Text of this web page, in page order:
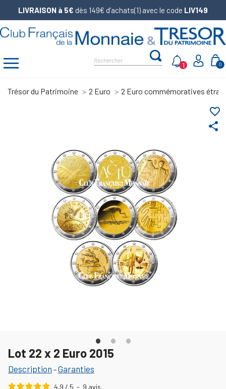
LIVRAISON à 5€ dès 149€ d’achats(1) avec le code LIV149
0
1
Trésor du Patrimoine 2 Euro 2 Euro commémoratives
share
favorite_border
Lot 22 x 2 Euro 2015
Description -Garanties
4.9 / 5 - 9 avis